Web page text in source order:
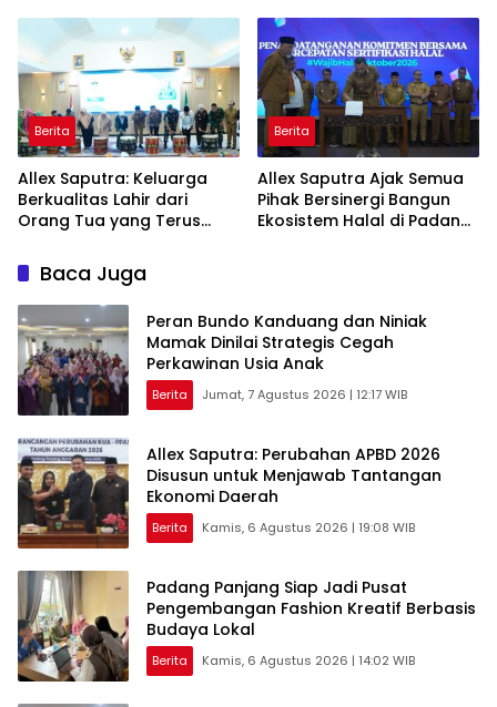
Berita
Allex Saputra: Keluarga
Berkualitas Lahir dari
Orang Tua yang Terus
Berita
Allex Saputra Ajak Semua
Pihak Bersinergi Bangun
Ekosistem Halal di Padang
Baca Juga
Peran Bundo Kanduang dan Niniak
Mamak Dinilai Strategis Cegah
Perkawinan Usia Anak
Berita Jumat, 7 Agustus 2026 | 12:17 WIB
Allex Saputra: Perubahan APBD 2026
Disusun untuk Menjawab Tantangan
Ekonomi Daerah
Berita Kamis, 6 Agustus 2026 | 19:08 WIB
Padang Panjang Siap Jadi Pusat
Pengembangan Fashion Kreatif Berbasis
Budaya Lokal
Berita Kamis, 6 Agustus 2026 | 14:02 WIB